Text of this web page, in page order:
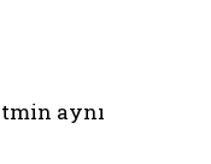
aynı